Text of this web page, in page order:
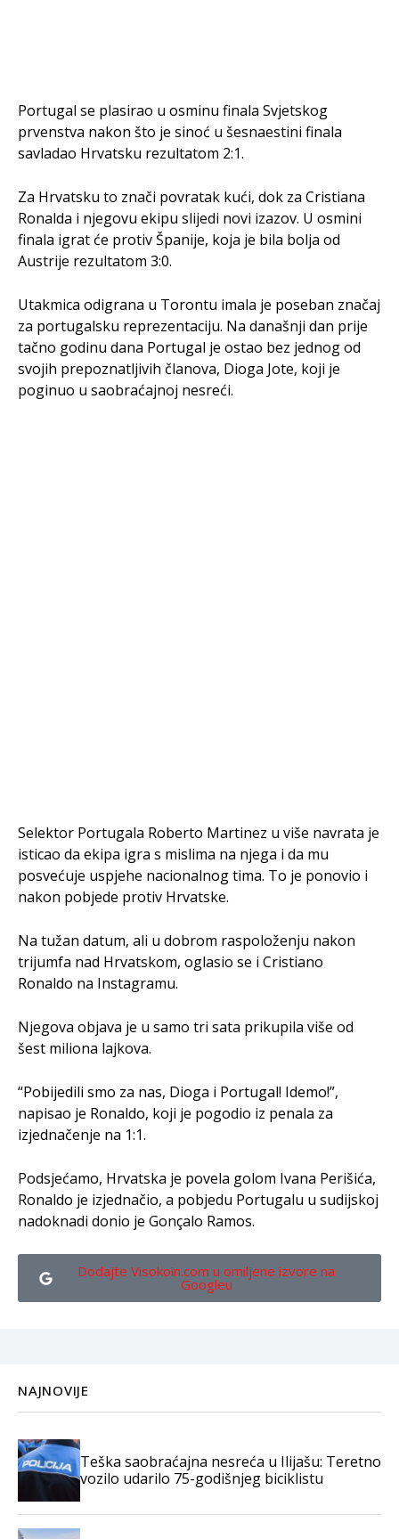
Portugal se plasirao u osminu finala Svjetskog
prvenstva nakon što je sinoć u šesnaestini finala
savladao Hrvatsku rezultatom 2:1.
Za Hrvatsku to znači povratak kući, dok za Cristiana
Ronalda i njegovu ekipu slijedi novi izazov. U osmini
finala igrat će protiv Španije, koja je bila bolja od
Austrije rezultatom 3:0.
Utakmica odigrana u Torontu imala je poseban značaj
za portugalsku reprezentaciju. Na današnji dan prije
tačno godinu dana Portugal je ostao bez jednog od
svojih prepoznatljivih članova, Dioga Jote, koji je
poginuo u saobraćajnoj nesreći.
Selektor Portugala Roberto Martinez u više navrata je
isticao da ekipa igra s mislima na njega i da mu
posvećuje uspjehe nacionalnog tima. To je ponovio i
nakon pobjede protiv Hrvatske.
Na tužan datum, ali u dobrom raspoloženju nakon
trijumfa nad Hrvatskom, oglasio se i Cristiano
Ronaldo na Instagramu.
Njegova objava je u samo tri sata prikupila više od
šest miliona lajkova.
“Pobijedili smo za nas, Dioga i Portugal! Idemo!”,
napisao je Ronaldo, koji je pogodio iz penala za
izjednačenje na 1:1.
Podsjećamo, Hrvatska je povela golom Ivana Perišića,
Ronaldo je izjednačio, a pobjedu Portugalu u sudijskoj
nadoknadi donio je Gonçalo Ramos.
Dodajte Visokoin.com u omiljene izvore na
Googleu
NAJNOVIJE
Teška saobraćajna nesreća u Ilijašu: Teretno
vozilo udarilo 75-godišnjeg biciklistu